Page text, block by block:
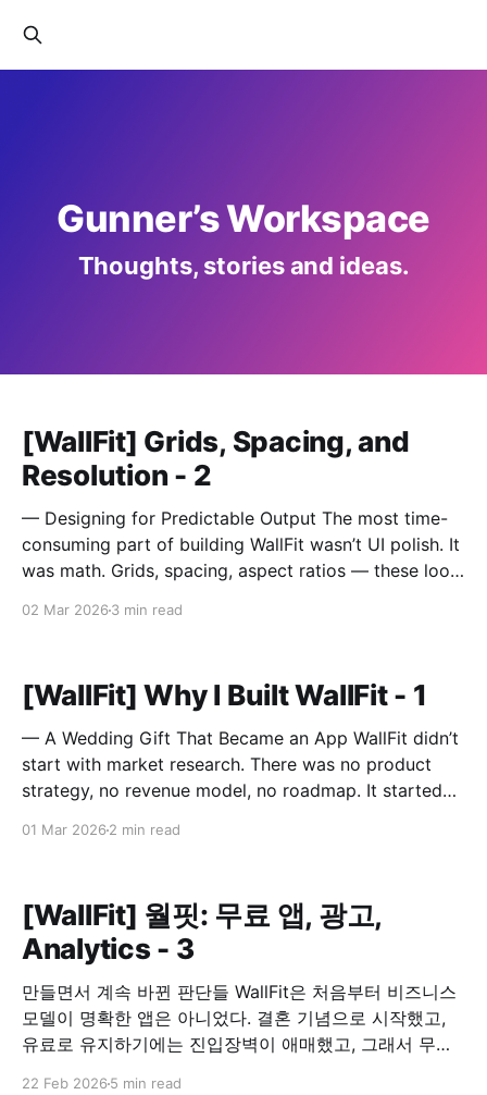
Gunner’s Workspace
Thoughts, stories and ideas.
[WallFit] Grids, Spacing, and
Resolution - 2
— Designing for Predictable Output The most time-
consuming part of building WallFit wasn’t UI polish. It
was math. Grids, spacing, aspect ratios — these look
02 Mar 2026 3 min read
[WallFit] Why I Built WallFit - 1
— A Wedding Gift That Became an App WallFit didn’t
start with market research. There was no product
strategy, no revenue model, no roadmap. It started
01 Mar 2026 2 min read
[WallFit] 월핏: 무료 앱, 광고,
Analytics - 3
만들면서 계속 바뀐 판단들 WallFit은 처음부터 비즈니스
모델이 명확한 앱은 아니었다. 결혼 기념으로 시작했고,
유료로 유지하기에는 진입장벽이 애매했고, 그래서 무료
22 Feb 2026 5 min read